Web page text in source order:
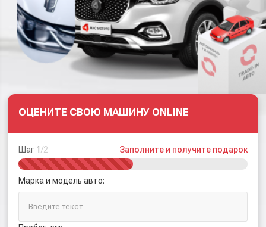
ОЦЕНИТЕ СВОЮ МАШИНУ ONLINE
Шаг 1/2 Заполните и получите подарок
Марка и модель авто: